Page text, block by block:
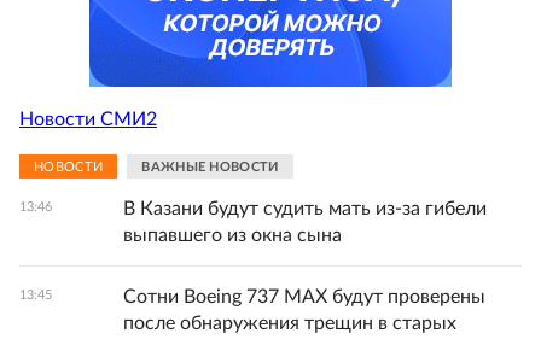
Новости СМИ2
НОВОСТИ ВАЖНЫЕ НОВОСТИ
13:46
В Казани будут судить мать из-за гибели
выпавшего из окна сына
13:45
Сотни Boeing 737 MAX будут проверены
после обнаружения трещин в старых